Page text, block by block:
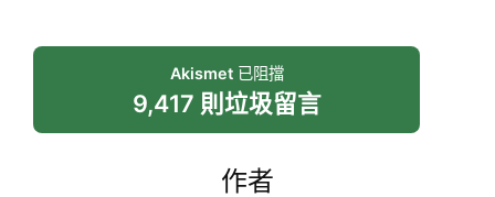
Akismet已阻擋
9,417 則垃圾留言
作者